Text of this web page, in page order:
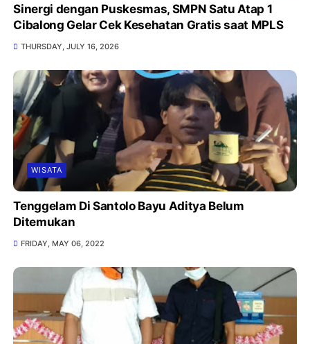
Sinergi dengan Puskesmas, SMPN Satu Atap 1
Cibalong Gelar Cek Kesehatan Gratis saat MPLS
THURSDAY, JULY 16, 2026
WISATA
Tenggelam Di Santolo Bayu Aditya Belum
Ditemukan
FRIDAY, MAY 06, 2022